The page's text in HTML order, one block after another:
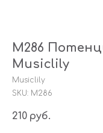
M286
Musiclily
Musiclily
SKU: M286
210 руб.